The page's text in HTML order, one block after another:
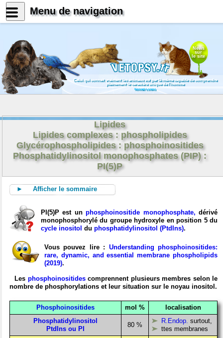
News
sur
le site
Celui qui connait vraiment les animaux est par là même capable de comprendre
pleinement le caractère unique de l'homme
Konrad Lorenz
Lipides
Lipides complexes : phospholipides
Glycérophospholipides : phosphoinositides
Phosphatidylinositol monophosphates (PIP) :
PI(5)P
► Afficher le sommaire
PI(5)P est unphosphoinositide monophosphate,dérivé
monophosphorylé du groupe hydroxyle en position 5 du
cycle inositol du phosphatidylinositol (PtdIns).
Vous pouvez lire : Understanding phosphoinositides:
rare, dynamic, and essential membrane phospholipids
(2019).
Les phosphoinositidescomprennent plusieurs membres selon le
nombre de phosphorylations et leur situation sur le noyau inositol.
Phosphoinositides mol %
localisation
Phosphatidylinositol
PtdIns ou PI
80 %
R.Endop. surtout,
ttes membranes
Menu de navigation